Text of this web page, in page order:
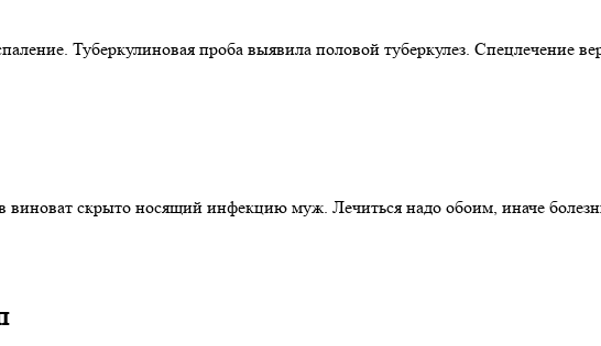
Туберкулиновая проба выявила половой туберкулез. Спецлечение
скрыто носящий инфекцию муж. Лечиться надо обоим, иначе